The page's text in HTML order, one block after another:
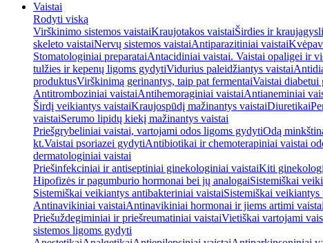
Vaistai
Rodyti viską
Virškinimo sistemos vaistaiKraujotakos vaistaiŠirdies ir
skeleto vaistaiNervų sistemos vaistaiAntiparazitiniai vaistai
Stomatologiniai preparataiAntacidiniai vaistai. Vaistai opaligei ir
tulžies ir kepenų ligoms gydytiVidurius paleidžiantys vaistai
produktusVirškinimą gerinantys, taip pat fermentaiVaistai diabetui
Antitromboziniai vaistaiAntihemoraginiai vaistaiAntianeminiai
Širdį veikiantys vaistaiKraujospūdį mažinantys vaistaiDiuretikai
vaistaiSerumo lipidų kiekį mažinantys vaistai
Priešgrybeliniai vaistai, vartojami odos ligoms gydytiOdą
kt.Vaistai psoriazei gydytiAntibiotikai ir chemoterapiniai vaistai
dermatologiniai vaistai
Priešinfekciniai ir antiseptiniai ginekologiniai vaistaiKiti
Hipofizės ir pagumburio hormonai bei jų analogaiSistemiškai
Sistemiškai veikiantys antibakteriniai vaistaiSistemiškai
Antinavikiniai vaistaiAntinavikiniai hormonai ir jiems artimi vaistai
Priešuždegiminiai ir priešreumatiniai vaistaiVietiškai vartojami
sistemos ligoms gydyti